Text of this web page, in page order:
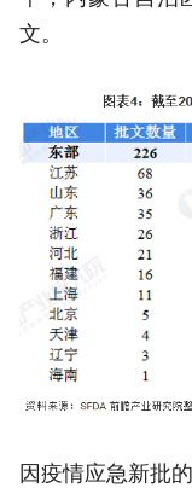
文。
因疫情应急新批